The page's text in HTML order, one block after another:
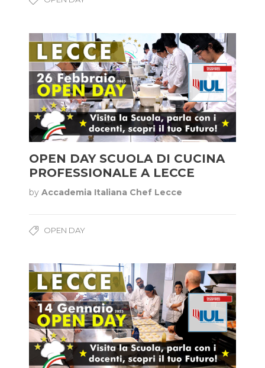
OPEN DAY SCUOLA DI CUCINA
PROFESSIONALE A LECCE
by Accademia Italiana Chef Lecce
OPEN DAY